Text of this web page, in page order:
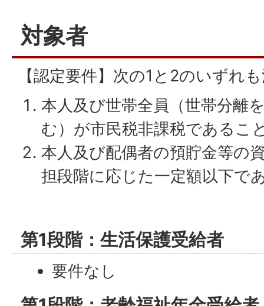
対象者
【認定要件】次の1と2のいずれ
本人及び世帯全員（世帯分離
む）が市民税非課税であるこ
本人及び配偶者の預貯金等の
担段階に応じた一定額以下で
第1段階：生活保護受給者
要件なし